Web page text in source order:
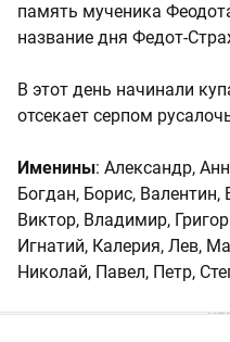
память мученика
название дня Федот-
В этот день начинали
отсекает серпом
Именины: Александр,
Богдан, Борис,
Виктор, Владимир,
Игнатий, Калерия, Лев,
Николай, Павел, Петр,